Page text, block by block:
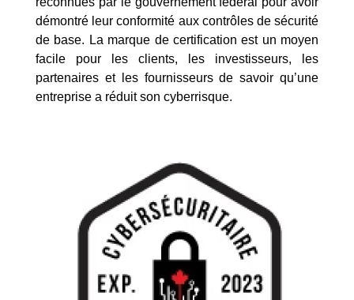
démontré leur conformité aux contrôles de sécurité
de base. La marque de certification est un moyen
facile pour les clients, les investisseurs, les
partenaires et les fournisseurs de savoir qu’une
entreprise a réduit son cyberrisque.